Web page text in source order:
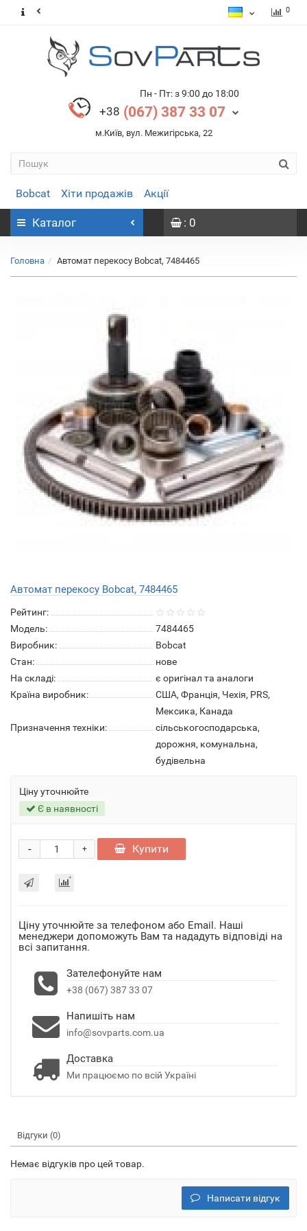
0
Пн - Пт: з 9:00 до 18:00
+38 (067) 387 33 07
м.Київ, вул. Межигірська, 22
Bobcat Хіти продажів Акції
Каталог : 0
Головна Автомат перекосу Bobcat, 7484465
Автомат перекосу Bobcat, 7484465
Рейтинг:
Модель:
7484465
Виробник:
Bobcat
Стан:
нове
На складі:
є оригінал та аналоги
Країна виробник:
США, Франція, Чехія, PRS,
Мексика, Канада
Призначення техніки:
сільськогосподарська,
дорожня, комунальна,
будівельна
Ціну уточнюйте
Є в наявності
+
- Купити
Ціну уточнюйте за телефоном або Email. Наші
менеджери допоможуть Вам та нададуть відповіді на
всі запитання.
Зателефонуйте нам
+38 (067) 387 33 07
Напишіть нам
info@sovparts.com.ua
Доставка
Ми працюємо по всій Україні
Відгуки (0)
Немає відгуків про цей товар.
Написати відгук